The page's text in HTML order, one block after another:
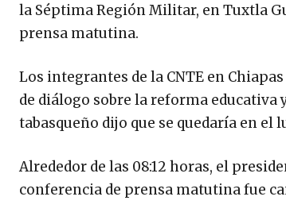
la Séptima Región Militar, en Tuxtla
prensa matutina.
Los integrantes de la CNTE en
de diálogo sobre la reforma
tabasqueño dijo que se quedaría en el
Alrededor de las 08:12 horas, el
conferencia de prensa matutina fue